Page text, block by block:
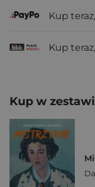
Kup
Kup
Kup w